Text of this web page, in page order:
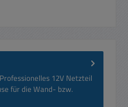
12V Netzteil
für die Wand- bzw.